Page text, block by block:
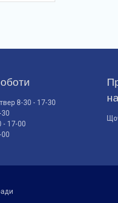
8-30 - 17-30
30
- 17-00
00